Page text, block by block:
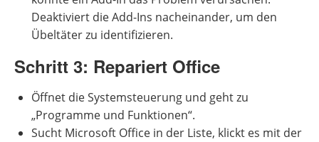
Deaktiviert die Add-Ins nacheinander, um den
Übeltäter zu identifizieren.
Schritt 3: Repariert Office
Öffnet die Systemsteuerung und geht zu
„Programme und Funktionen“.
Sucht Microsoft Office in der Liste, klickt es mit der